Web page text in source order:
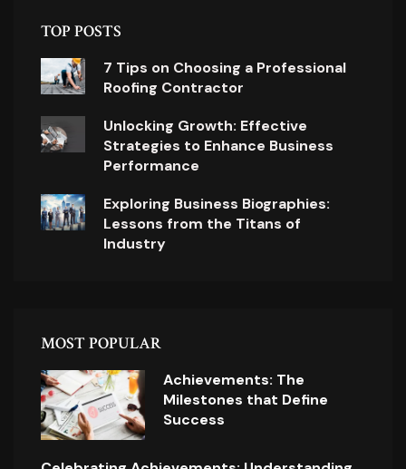
TOP POSTS
7 Tips on Choosing a Professional
Roofing Contractor
Unlocking Growth: Effective
Strategies to Enhance Business
Performance
Exploring Business Biographies:
Lessons from the Titans of
Industry
MOST POPULAR
Achievements: The
Milestones that Define
Success